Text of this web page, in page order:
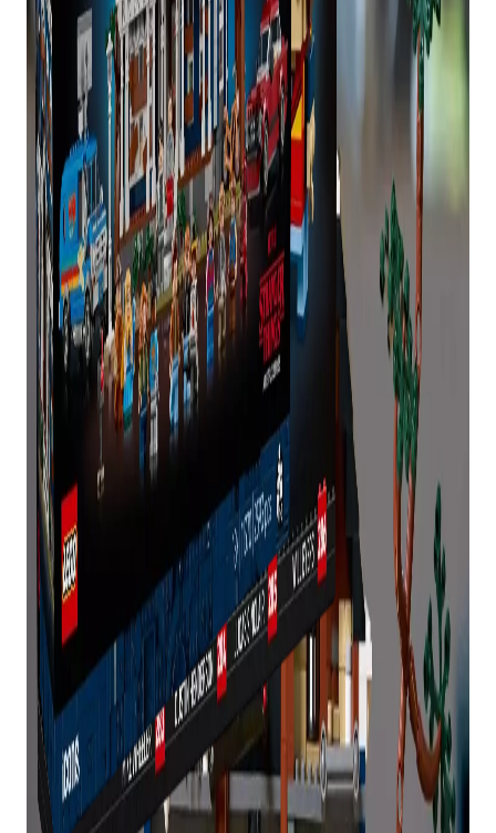
Devido à alta demanda, agora está disponível
apenas para pedidos pendentes e será enviado
em 60 dias.
Infelizmente, o presente com a compra (a van do
rádio WSQK, conforme mostrado aqui) esgotou e
os fãs estão decepcionados.
“Não parece justo não ter nada para eles”,
compartilhou um fã no Reddit. “Estou muito
decepcionado, verifiquei o site constantemente
na semana passada e o site dizia lançamento na
quarta.
“Se eu soubesse, teria tentado à meia-noite.”
“Com GWPs de alta demanda, você precisa estar
no site antes da meia-noite, atualizando
constantemente até que ele entre no ar”, disse
outro.
“Não é surpreendente (está esgotado), já que é o
set de um programa extremamente popular que
vai ao ar seu episódio final no mesmo dia em que
o set é lançado, mantendo o show fresco na